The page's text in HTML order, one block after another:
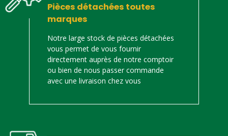
Pièces détachées toutes
marques
Notre large stock de pièces détachées
vous permet de vous fournir
directement auprès de notre comptoir
ou bien de nous passer commande
avec une livraison chez vous